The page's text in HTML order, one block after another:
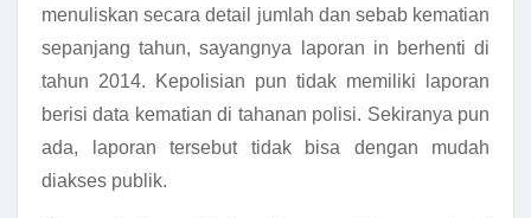
menuliskan secara detail jumlah dan sebab kematian
sepanjang tahun, sayangnya laporan in berhenti di
tahun 2014. Kepolisian pun tidak memiliki laporan
berisi data kematian di tahanan polisi. Sekiranya pun
ada, laporan tersebut tidak bisa dengan mudah
diakses publik.